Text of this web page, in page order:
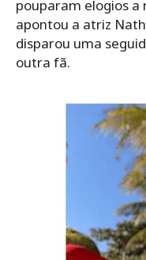
pouparam elogios a
apontou a atriz
disparou uma
outra fã.